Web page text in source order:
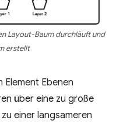
Layout-Baum durchläuft und
erstellt
Element Ebenen
über eine zu große
einer langsameren